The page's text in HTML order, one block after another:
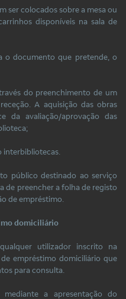
ser colocados sobre a mesa ou
disponíveis na sala de
o documento que pretende, o
do preenchimento de um
A aquisição das obras
da avaliação/aprovação das
interbibliotecas.
público destinado ao serviço
de preencher a folha de registo
de empréstimo.
domiciliário
utilizador inscrito na
empréstimo domiciliário que
para consulta.
a apresentação do